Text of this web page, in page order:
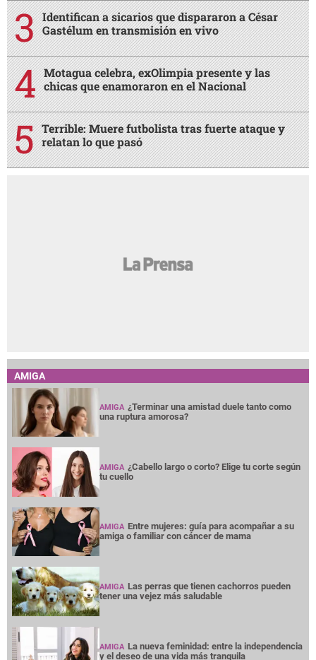
Identifican a sicarios que dispararon a César
Gastélum en transmisión en vivo
Motagua celebra, exOlimpia presente y las
chicas que enamoraron en el Nacional
Terrible: Muere futbolista tras fuerte ataque y
relatan lo que pasó
AMIGA
AMIGA ¿Terminar una amistad duele tanto como
una ruptura amorosa?
AMIGA ¿Cabello largo o corto? Elige tu corte según
tu cuello
AMIGA Entre mujeres: guía para acompañar a su
amiga o familiar con cáncer de mama
AMIGA Las perras que tienen cachorros pueden
tener una vejez más saludable
AMIGA La nueva feminidad: entre la independencia
y el deseo de una vida más tranquila